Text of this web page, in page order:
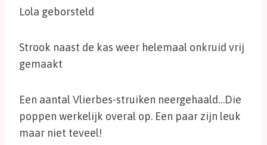
Lola geborsteld
Strook naast de kas weer helemaal onkruid vrij
gemaakt
Een aantal Vlierbes-struiken neergehaald…Die
poppen werkelijk overal op. Een paar zijn leuk
maar niet teveel!